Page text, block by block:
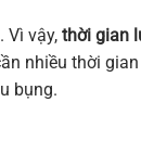
Vì vậy, thời gian
nhiều thời
bụng.